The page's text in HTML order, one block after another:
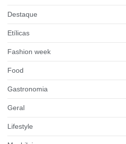
Destaque
Etílicas
Fashion week
Food
Gastronomia
Geral
Lifestyle